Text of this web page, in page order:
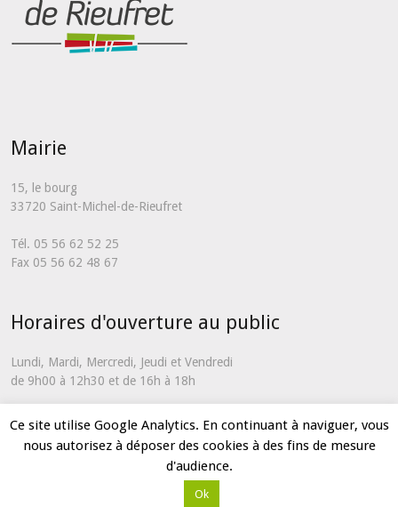
Mairie
15, le bourg
33720 Saint-Michel-de-Rieufret
Tél. 05 56 62 52 25
Fax 05 56 62 48 67
Horaires d'ouverture au public
Lundi, Mardi, Mercredi, Jeudi et Vendredi
de 9h00 à 12h30 et de 16h à 18h
En dehors de ces horaires et uniquement en cas d'urgence, vous
pouvez nous contacter via notre
Ce site utilise Google Analytics. En continuant à naviguer, vous
nous autorisez à déposer des cookies à des fins de mesure
d'audience.
Ok